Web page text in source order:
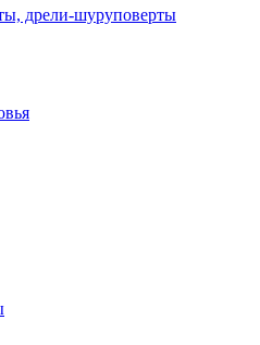
дрели-шуруповерты